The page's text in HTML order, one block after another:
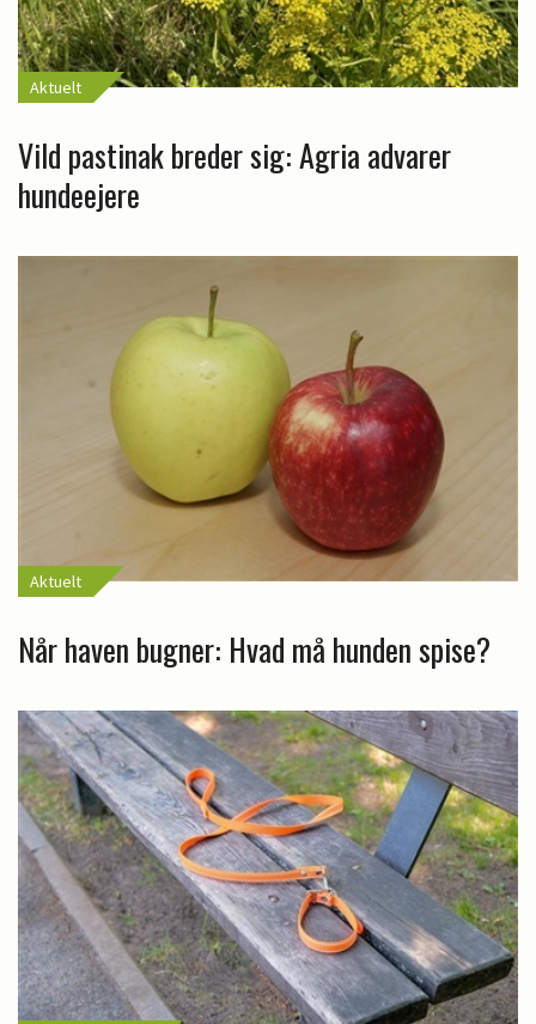
Aktuelt
Vild pastinak breder sig: Agria advarer
hundeejere
Aktuelt
Når haven bugner: Hvad må hunden spise?